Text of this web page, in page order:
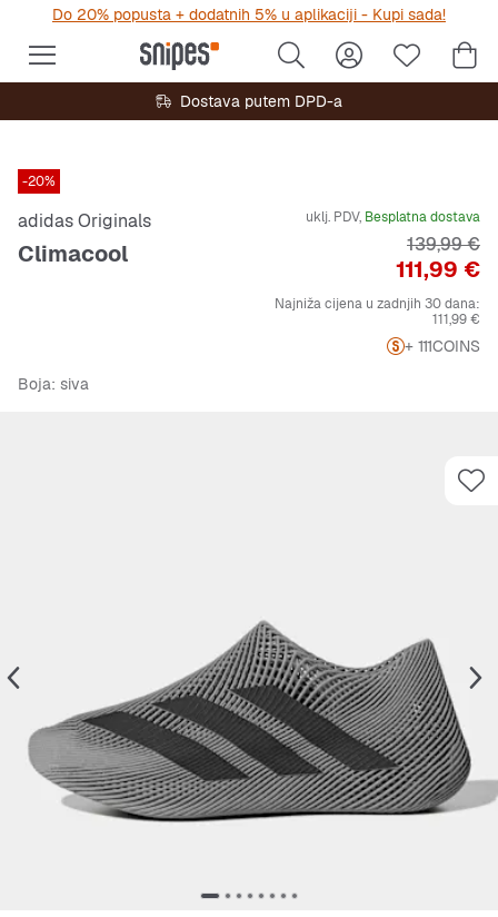
Do 20% popusta + dodatnih 5% u aplikaciji - Kupi sada!
Dostava putem DPD-a
-20%
adidas Originals
Climacool
uklj. PDV, Besplatna dostava
Cijena
111,99 €
Originalna
139,99 €
Najniža cijena u zadnjih 30 dana:
111,99 €
+ 111COINS
Boja: siva